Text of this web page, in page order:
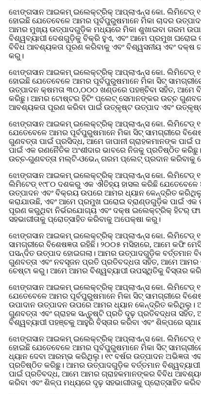
ଝୋଙ୍ଗସାନ ଆଇକମ୍ ଇଲେକ୍ଟ୍ରିକ୍ ଆପ୍ଲାଏନ୍ସ କୋ. ଲିମିଟେଡ୍
ହୋଇଛି ଯେତେବେଳେ ଆମର ପୂର୍ବପୁରୁଷମାନେ ମିକା ଚାଦର
ଆମର ମୁଖ୍ୟ ଉତ୍ପାଦଗୁଡ଼ିକ ମଧ୍ୟରେ ମିକା ଶୁଖାଇବା ଗରମ
ବିଶ୍ୱବ୍ୟାପୀ ଦେଶଗୁଡ଼ିକୁ ବିକ୍ରି ହୁଏ, ଏବଂ ଆମେ ପ୍ରମୁଖ ଘରୋଇ
ବିବିଧ ଆବଶ୍ୟକତା ପୂରଣ କରିବାକୁ ଏବଂ ବିଶ୍ୱସନୀୟ ଏବଂ ଦକ୍ଷ
କରୁ।
ଝୋଙ୍ଗସାନ ଆଇକମ୍ ଇଲେକ୍ଟ୍ରିକ୍ ଆପ୍ଲାଏନ୍ସ କୋ. ଲିମିଟେଡ୍
ହୋଇଛି ଯେତେବେଳେ ଆମର ପୂର୍ବପୁରୁଷମାନେ ମିକା ସିଟ୍
ଉତ୍ପାଦନ କ୍ଷମତା ୩୦,୦୦୦ ଖଣ୍ଡରେ ପହଞ୍ଚିବା ସହିତ, ଆମେ
କରିଛୁ। ଆମର ଟୋଷ୍ଟର ହିଟିଂ ପ୍ଲେଟ୍ ସେମାନଙ୍କର ଉଚ୍ଚ
ଆବଶ୍ୟକତା ପୂରଣ କରିବା ପାଇଁ ଉତ୍କୃଷ୍ଟ ଉତ୍ପାଦ ଏବଂ ଉତ୍କୃଷ୍ଟ
ଝୋଙ୍ଗସାନ ଆଇକମ୍ ଇଲେକ୍ଟ୍ରିକ୍ ଆପ୍ଲାଏନ୍ସ କୋ. ଲିମିଟେଡ୍
ଯେତେବେଳେ ଆମର ପୂର୍ବପୁରୁଷମାନେ ମିକା ସିଟ୍ ସାମଗ୍ରୀରେ
ଗୁଣବତ୍ତା ପାଇଁ ପ୍ରସିଦ୍ଧ, ଆମେ ଜାପାନୀ ଗ୍ରାହକମାନଙ୍କ
ପାଇଁ ଏକ ରଣନୈତିକ ଅଂଶୀଦାର ଭାବରେ ନିଜକୁ ପ୍ରତିଷ୍ଠିତ
ଉଚ୍ଚ-ଗୁଣବତ୍ତା ମଲ୍ଟି-ଓଭେନ୍ ଗରମ ପ୍ଲେଟ୍ ପ୍ରଦାନ କରିବାକୁ
ଝୋଙ୍ଗସାନ ଆଇକମ୍ ଇଲେକ୍ଟ୍ରିକ୍ ଆପ୍ଲାଏନ୍ସ କୋ. ଲିମିଟେଡ୍
ଲିମିଟେଡ୍ ୧୯୮୦ ଦଶକରୁ ଏକ ଐତିହ୍ୟ ହାସଲ କରିଛି ଯେତେବେଳେ
ଉତ୍ପାଦନ ଏବଂ ବିକ୍ରୟ ଉପରେ ଆମର ଧ୍ୟାନ କେନ୍ଦ୍ରିତ
କରାଯାଉଛି, ଏବଂ ଆମେ ପ୍ରମୁଖ ଘରୋଇ ବ୍ରାଣ୍ଡଗୁଡ଼ିକ ପାଇଁ ଏକ
ପୂରଣ କରୁଥିବା ନିର୍ଭରଯୋଗ୍ୟ ଏବଂ ଦକ୍ଷ ଇଲେକ୍ଟ୍ରିକ୍ ହିଟର୍
ସହଭାଗୀତାକୁ ପ୍ରୋତ୍ସାହିତ କରିବାକୁ ଅପେକ୍ଷା କରୁ।
ଝୋଙ୍ଗସାନ ଆଇକମ୍ ଇଲେକ୍ଟ୍ରିକ୍ ଆପ୍ଲାଏନ୍ସ କୋ. ଲିମିଟେଡ୍
ସାମଗ୍ରୀରେ ବିଶେଷଜ୍ଞତା ରହିଛି। ୨୦୦୫ ମସିହାରେ, ଆମେ କଫି
ପସନ୍ଦିତ ଉତ୍ପାଦ ହୋଇଗଲା। ଆମର ଉତ୍ପାଦଗୁଡ଼ିକ ବର୍ତ୍ତମାନ
ଗୁଣବତ୍ତା ଏବଂ ନବସୃଜନ ପ୍ରତି ପ୍ରତିବଦ୍ଧତା ସହିତ, ଆମେ
ଚେଷ୍ଟା କରୁ। ଆମେ ଆମର ବିଶ୍ୱବ୍ୟାପୀ ଉପସ୍ଥିତିକୁ ବିସ୍ତାର
ଝୋଙ୍ଗସାନ ଆଇକମ୍ ଇଲେକ୍ଟ୍ରିକ୍ ଆପ୍ଲାଏନ୍ସ କୋ. ଲିମିଟେଡ୍
ଯେତେବେଳେ ଆମର ପୂର୍ବପୁରୁଷମାନେ ମିକା ସିଟ୍ ସାମଗ୍ରୀରେ
ଉପାଦାନ ଉତ୍ପାଦନ ଉପରେ ଆମର ଧ୍ୟାନ କେନ୍ଦ୍ରିତ କରିଥିଲୁ।
ଗୁଣବତ୍ତା ଏବଂ ଗ୍ରାହକ ସନ୍ତୁଷ୍ଟି ପ୍ରତି ଦୃଢ଼ ପ୍ରତିବଦ୍ଧତା
ବିଶ୍ୱବ୍ୟାପୀ ପହଞ୍ଚକୁ ଆହୁରି ବିସ୍ତାର କରିବା ଏବଂ ଶିଳ୍ପରେ
ଝୋଙ୍ଗସାନ ଆଇକମ୍ ଇଲେକ୍ଟ୍ରିକ୍ ଆପ୍ଲାଏନ୍ସ କୋ. ଲିମିଟେଡ୍
ହୋଇଛି ଯେତେବେଳେ ଆମର ପୂର୍ବପୁରୁଷମାନେ ମିକା ସିଟ୍
ଧ୍ୟାନ ଦେବା ଆରମ୍ଭ କରିଥିଲୁ। ୧୯ ବର୍ଷର ଉତ୍ପାଦନ ଅଭିଜ୍ଞତା
ପ୍ରତିଷ୍ଠିତ କରିଛୁ। ଆମର ଉତ୍ପାଦଗୁଡ଼ିକ ବର୍ତ୍ତମାନ ବିଶ୍ୱବ୍ୟାପୀ
ପାଇଁ ପ୍ରତିବଦ୍ଧ, ଆମେ ଆମର ଗ୍ରାହକମାନଙ୍କର ବିବିଧ
କରିବା ଏବଂ ଶିଳ୍ପ ମଧ୍ୟରେ ଦୃଢ଼ ସହଭାଗୀତାକୁ ପ୍ରୋତ୍ସାହିତ